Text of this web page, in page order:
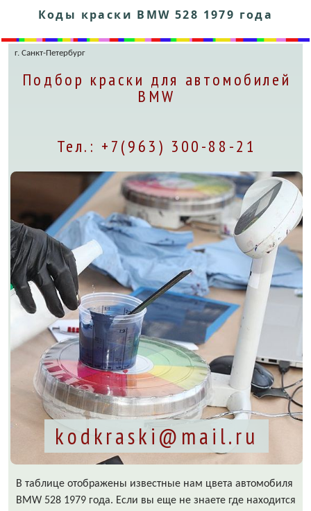
Коды краски BMW 528 1979 года
г. Санкт-Петербург
Подбор краски для автомобилей
BMW
Тел.: +7(963) 300-88-21
kodkraski@mail.ru
В таблице отображены известные нам цвета автомобиля
BMW 528 1979 года. Если вы еще не знаете где находится